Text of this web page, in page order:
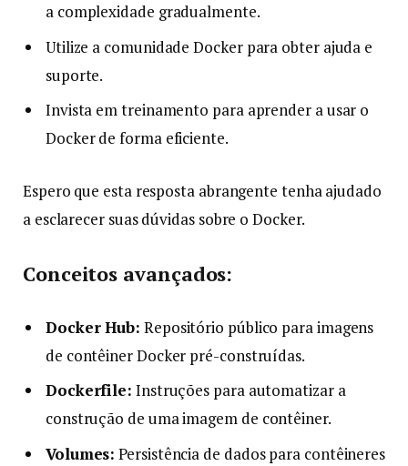
a complexidade gradualmente.
Utilize a comunidade Docker para obter ajuda e
suporte.
Invista em treinamento para aprender a usar o
Docker de forma eficiente.
Espero que esta resposta abrangente tenha ajudado
a esclarecer suas dúvidas sobre o Docker.
Conceitos avançados:
Docker Hub: Repositório público para imagens
de contêiner Docker pré-construídas.
Dockerfile: Instruções para automatizar a
construção de uma imagem de contêiner.
Volumes: Persistência de dados para contêineres